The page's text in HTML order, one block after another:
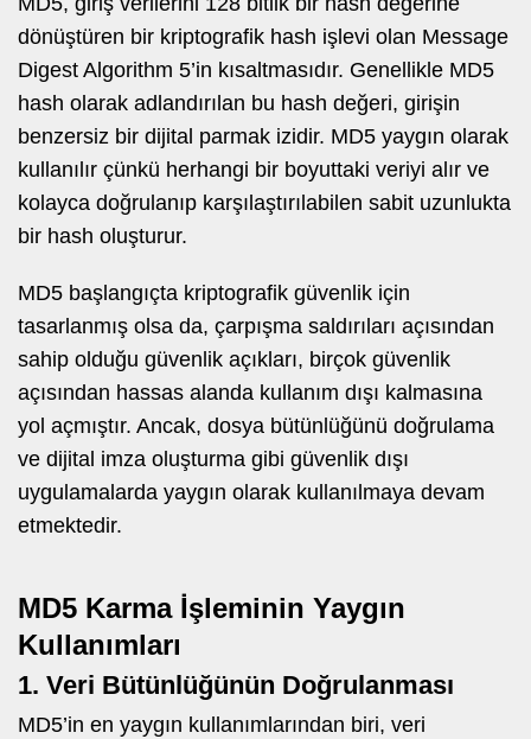
dönüştüren bir kriptografik hash işlevi olan Message
Digest Algorithm 5’in kısaltmasıdır. Genellikle MD5
hash olarak adlandırılan bu hash değeri, girişin
benzersiz bir dijital parmak izidir. MD5 yaygın olarak
kullanılır çünkü herhangi bir boyuttaki veriyi alır ve
kolayca doğrulanıp karşılaştırılabilen sabit uzunlukta
bir hash oluşturur.
MD5 başlangıçta kriptografik güvenlik için
tasarlanmış olsa da, çarpışma saldırıları açısından
sahip olduğu güvenlik açıkları, birçok güvenlik
açısından hassas alanda kullanım dışı kalmasına
yol açmıştır. Ancak, dosya bütünlüğünü doğrulama
ve dijital imza oluşturma gibi güvenlik dışı
uygulamalarda yaygın olarak kullanılmaya devam
etmektedir.
MD5 Karma İşleminin Yaygın
Kullanımları
1. Veri Bütünlüğünün Doğrulanması
MD5’in en yaygın kullanımlarından biri, veri